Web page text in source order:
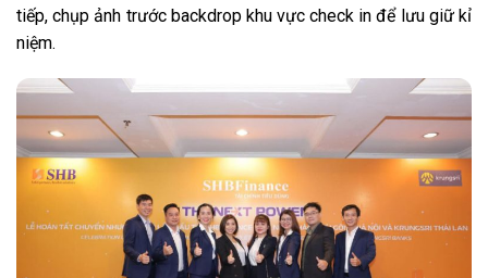
tiếp, chụp ảnh trước backdrop khu vực check in để lưu giữ kỉ
niệm.